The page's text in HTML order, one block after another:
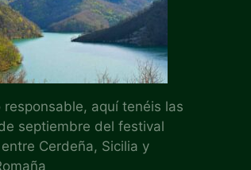
responsable, aquí tenéis las
septiembre del festival
entre Cerdeña, Sicilia y